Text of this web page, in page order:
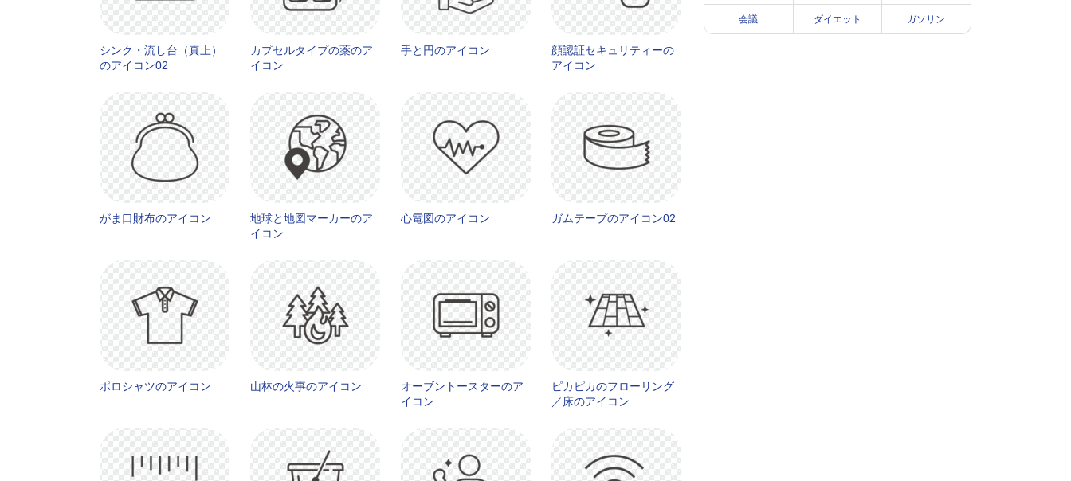
シンク・流し台（真上）
のアイコン02
カプセルタイプの薬のア
イコン
手と円のアイコン
顔認証セキュリティーの
アイコン
がま口財布のアイコン
地球と地図マーカーのア
イコン
心電図のアイコン ガムテープのアイコン02
ポロシャツのアイコン 山林の火事のアイコン
オーブントースターのア
イコン
ピカピカのフローリング
／床のアイコン
会議 ダイエット ガソリン